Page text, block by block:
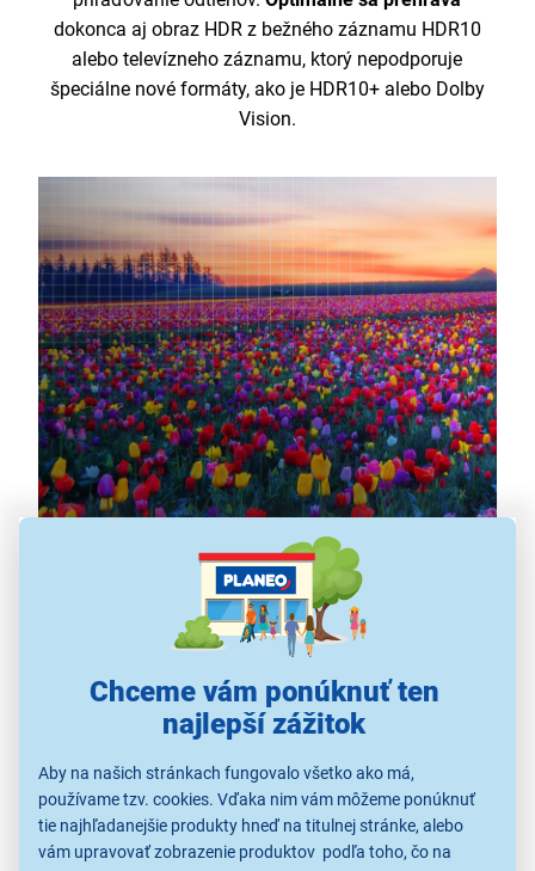
Chceme vám ponúknuť ten
najlepší zážitok
Aby na našich stránkach fungovalo všetko ako má,
používame tzv. cookies. Vďaka nim vám môžeme ponúknuť
tie najhľadanejšie produkty hneď na titulnej stránke, alebo
vám upravovať zobrazenie produktov podľa toho, čo na
dokonca aj obraz HDR z bežného záznamu HDR10
alebo televízneho záznamu, ktorý nepodporuje
špeciálne nové formáty, ako je HDR10+ alebo Dolby
Vision.
Úžasná farba a detaily
Jedinečné spracovanie4K High-Precision
využíva technológie divízie Panasonic
Hollywood Laboratory, ktorá je základňou pre výskum
a vývoj diskov Blu-ray Disc. Signály farieb obrazu s
(4 : 2 : 0) sa interpolujú na rozlíšenie 4K
(4 : 4 : 4) prostredníctvom viacvetvovej farebnosti, aby
sa dosiahli prirodzené textúry a hĺbka.